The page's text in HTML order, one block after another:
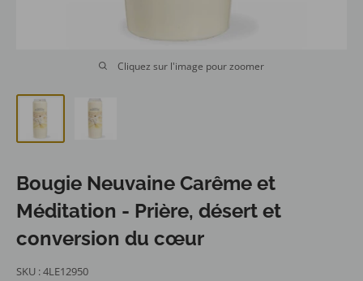
Cliquez sur l'image pour zoomer
Bougie Neuvaine Carême et
Méditation - Prière, désert et
conversion du cœur
SKU :4LE12950